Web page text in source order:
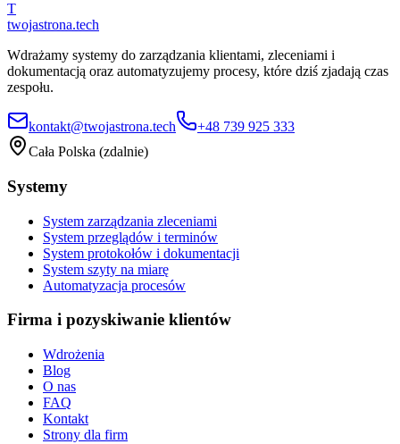
T
twojastrona.tech
Wdrażamy systemy do zarządzania klientami, zleceniami i
dokumentacją oraz automatyzujemy procesy, które dziś zjadają czas
zespołu.
kontakt@twojastrona.tech
+48 739 925 333
Cała Polska (zdalnie)
Systemy
System zarządzania zleceniami
System przeglądów i terminów
System protokołów i dokumentacji
System szyty na miarę
Automatyzacja procesów
Firma i pozyskiwanie klientów
Wdrożenia
Blog
O nas
FAQ
Kontakt
Strony dla firm